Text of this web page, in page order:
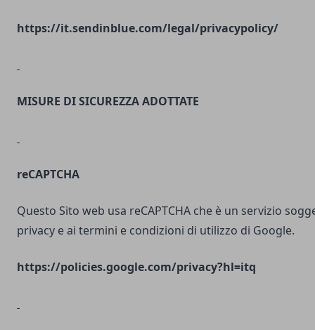
https://it.sendinblue.com/legal/privacypolicy/
MISURE DI SICUREZZA ADOTTATE
reCAPTCHA
Questo Sito web usa reCAPTCHA che è un servizio
privacy e ai termini e condizioni di utilizzo di Google.
https://policies.google.com/privacy?hl=itq